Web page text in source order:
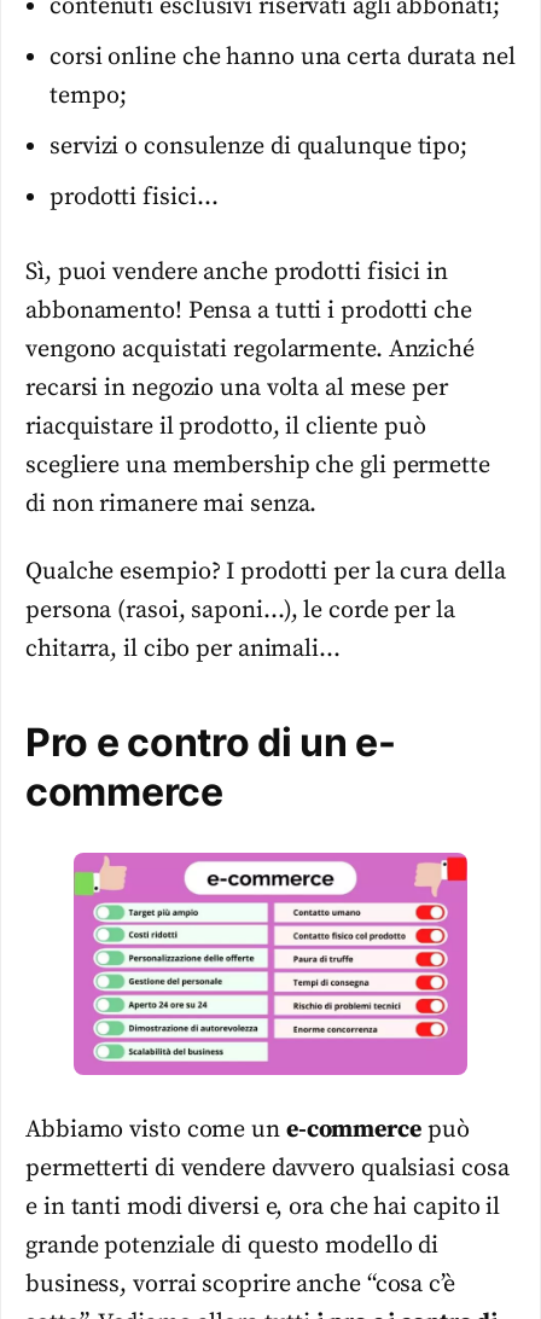
contenuti esclusivi riservati agli abbonati;
corsi online che hanno una certa durata nel
tempo;
servizi o consulenze di qualunque tipo;
prodotti fisici…
Sì, puoi vendere anche prodotti fisici in
abbonamento! Pensa a tutti i prodotti che
vengono acquistati regolarmente. Anziché
recarsi in negozio una volta al mese per
riacquistare il prodotto, il cliente può
scegliere una membership che gli permette
di non rimanere mai senza.
Qualche esempio? I prodotti per la cura della
persona (rasoi, saponi…), le corde per la
chitarra, il cibo per animali…
Pro e contro di un e-
commerce
Abbiamo visto come un e-commercepuò
permetterti di vendere davvero qualsiasi cosa
e in tanti modi diversi e, ora che hai capito il
grande potenziale di questo modello di
business, vorrai scoprire anche “cosa c’è